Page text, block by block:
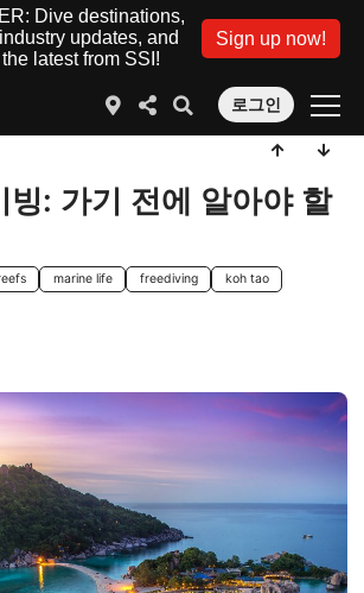
Dive destinations,
updates, and
latest from SSI!
Sign up now!
로그인
빙: 가기 전에 알아야 할
marine life freediving koh tao